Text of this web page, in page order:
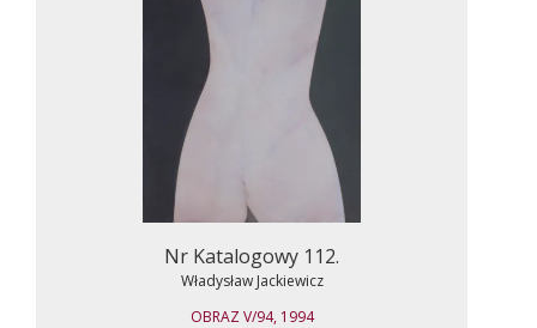
Nr Katalogowy 112.
Władysław Jackiewicz
OBRAZ V/94, 1994